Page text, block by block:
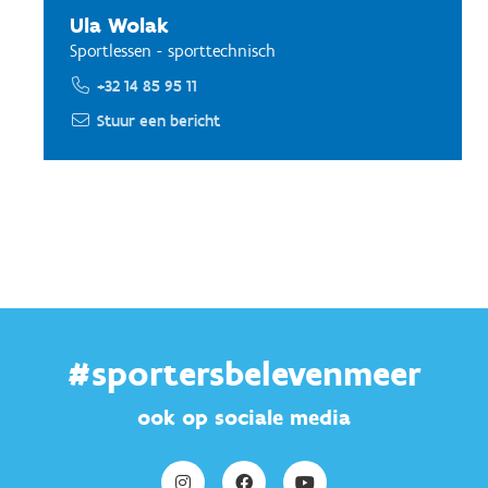
Ula Wolak
Sportlessen - sporttechnisch
+32 14 85 95 11
Stuur een bericht
#sportersbelevenmeer
ook op sociale media